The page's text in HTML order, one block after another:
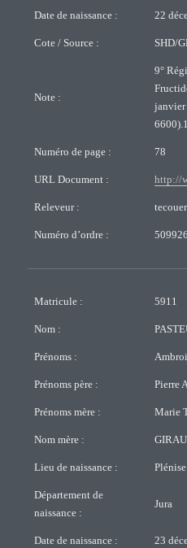
Date de naissance : 22
Cote / Source : SHD/
Note :
9°
janvier
Numéro de page : 78
URL Document : http://
Releveur :
Numéro d’ordre : 509926
Matricule : 5911
Nom :
Prénoms :
Prénoms père : Pierre
Prénoms mère : Marie
Nom mère :
Lieu de naissance : Plénise
Département de
naissance :
Jura
Date de naissance : 23